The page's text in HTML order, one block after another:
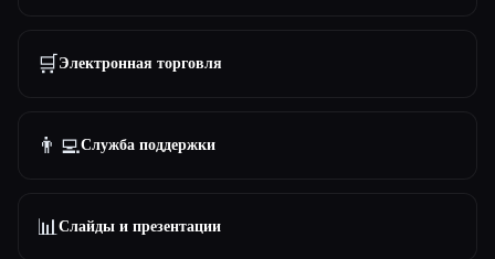
🛒 Электронная торговля
👨‍💻Служба поддержки
📊 Слайды и презентации